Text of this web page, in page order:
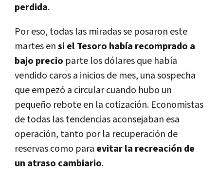
perdida.
Por eso, todas las miradas se posaron este
martes ensi el Tesoro había recomprado a
bajo precio parte los dólares que había
vendido caros a inicios de mes, una sospecha
que empezó a circular cuando hubo un
pequeño rebote en la cotización. Economistas
de todas las tendencias aconsejaban esa
operación, tanto por la recuperación de
reservas como para evitar la recreación de
un atraso cambiario.